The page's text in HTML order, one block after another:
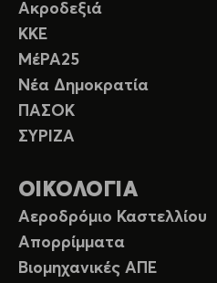
Ακροδεξιά
ΚΚΕ
ΜέΡΑ25
Νέα Δημοκρατία
ΠΑΣΟΚ
ΣΥΡΙΖΑ
ΟΙΚΟΛΟΓΙΑ
Αεροδρόμιο Καστελλίου
Απορρίμματα
Βιομηχανικές ΑΠΕ